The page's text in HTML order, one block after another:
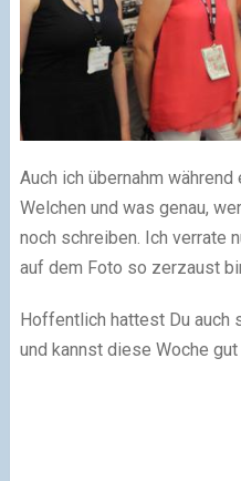
Auch ich übernahm
Welchen und was genau,
noch schreiben. Ich verrate
auf dem Foto so zerzaust
Hoffentlich hattest Du auch
und kannst diese Woche gut